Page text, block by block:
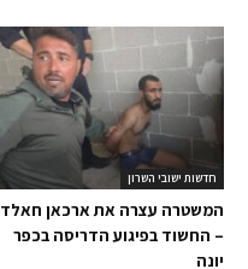
חדשות ישובי השרון
המשטרה עצרה את ארכאן חאלד
– החשוד בפיגוע הדריסה בכפר
יונה